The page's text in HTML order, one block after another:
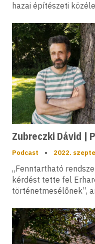
hazai építészeti
Zubreczki Dávid |
Podcast • 2022.
„Fenntartható
kérdést tette fel
történetmesélőnek”,